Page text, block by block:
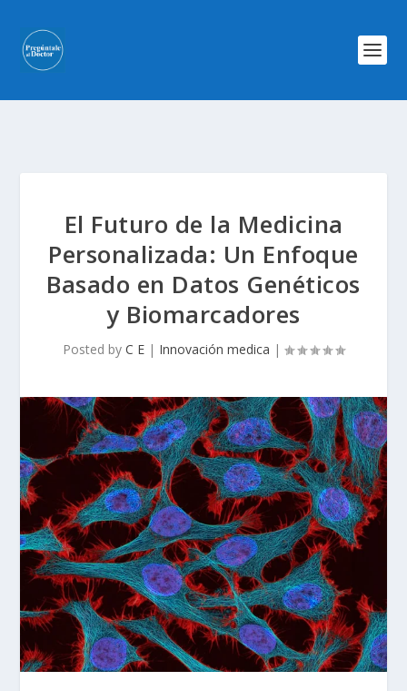
El Futuro de la Medicina
Personalizada: Un Enfoque
Basado en Datos Genéticos
y Biomarcadores
Posted by C E | Innovación medica |